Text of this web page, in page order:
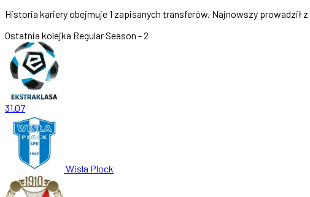
Historia kariery obejmuje 1 zapisanych transferów. Najnowszy prowadził z
Ostatnia kolejka Regular Season - 2
31.07
Wisla Plock